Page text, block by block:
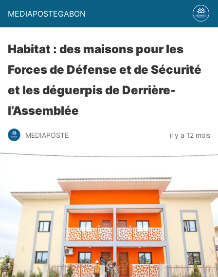
MEDIAPOSTEGABON
Habitat : des maisons pour les
Forces de Défense et de Sécurité
et les déguerpis de Derrière-
l’Assemblée
MEDIAPOSTE il y a 12 mois